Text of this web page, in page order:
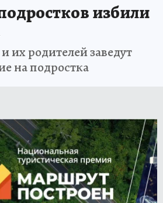
избили
их родителей заведут
на подростка